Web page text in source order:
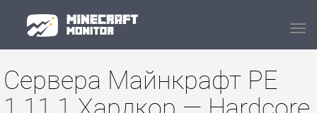
Сервера Майнкрафт PE